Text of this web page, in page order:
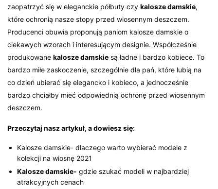
zaopatrzyć się w eleganckie półbuty czykalosze damskie,
które ochronią nasze stopy przed wiosennym deszczem.
Producenci obuwia proponują paniom kalosze damskie o
ciekawych wzorach i interesującym designie. Współcześnie
produkowanekalosze damskie są ładne i bardzo kobiece. To
bardzo miłe zaskoczenie, szczególnie dla pań, które lubią na
co dzień ubierać się elegancko i kobieco, a jednocześnie
bardzo chciałby mieć odpowiednią ochronę przed wiosennym
deszczem.
Przeczytaj nasz artykuł, a dowiesz się:
Kalosze damskie- dlaczego warto wybierać modele z
kolekcji na wiosnę 2021
Kalosze damskie- gdzie szukać modeli w najbardziej
atrakcyjnych cenach